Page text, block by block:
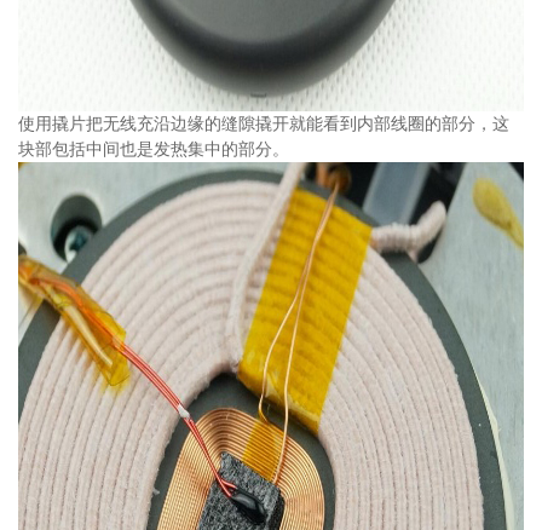
使用撬片把无线充沿边缘的缝隙撬开就能看到内部线圈的部分，这
块部包括中间也是发热集中的部分。